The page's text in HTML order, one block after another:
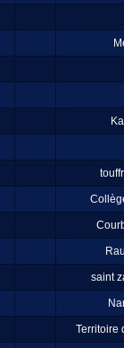
saint
Territoire